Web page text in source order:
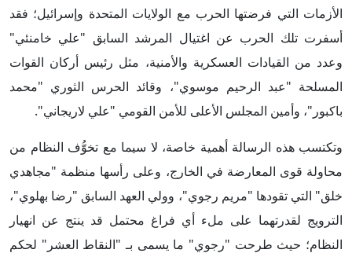
الأزمات التي فرضتها الحرب مع الولايات المتحدة وإسرائيل؛ فقد
أسفرت تلك الحرب عن اغتيال المرشد السابق "علي خامنئي"
وعدد من القيادات العسكرية والأمنية، مثل رئيس أركان القوات
المسلحة "عبد الرحيم موسوي"، وقائد الحرس الثوري "محمد
باكبور"، وأمين المجلس الأعلى للأمن القومي "علي لاريجاني".
وتكتسب هذه الرسالة أهمية خاصة، لا سيما مع تخوُّف النظام من
محاولة قوى المعارضة في الخارج، وعلى رأسها منظمة "مجاهدي
خلق" التي تقودها "مريم رجوي"، وولي العهد السابق "رضا بهلوي"،
الترويج لقدرتهما على ملء أي فراغ محتمل قد ينتج عن انهيار
النظام؛ حيث طرحت "رجوي" ما يسمى بـ "النقاط العشر" لحكم